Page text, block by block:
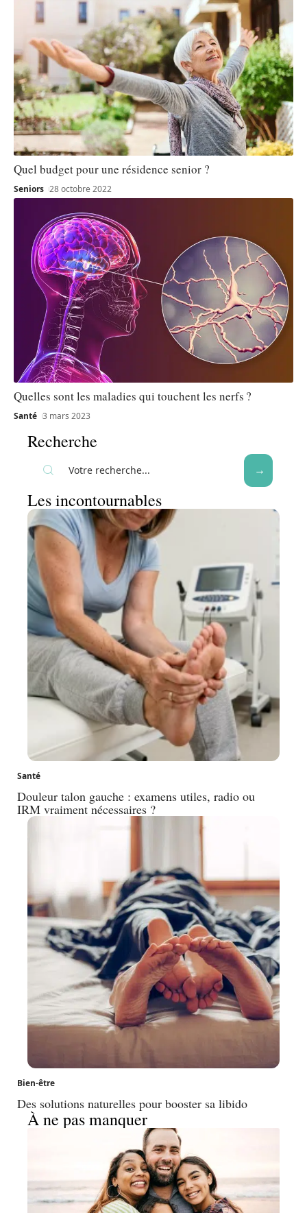
Quel budget pour une résidence senior ?
Seniors 28 octobre 2022
Quelles sont les maladies qui touchent les nerfs ?
Santé 3 mars 2023
Recherche
Les incontournables
Santé
Douleur talon gauche : examens utiles, radio ou
IRM vraiment nécessaires ?
Bien-être
Des solutions naturelles pour booster sa libido
À ne pas manquer